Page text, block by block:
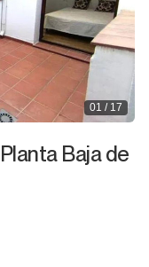
01 / 17
Baja de